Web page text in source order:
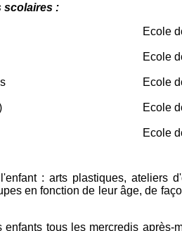
scolaires :
Ecole
Ecole
Ecole
Ecole
Ecole
: arts plastiques, ateliers
en fonction de leur âge, de
tous les mercredis